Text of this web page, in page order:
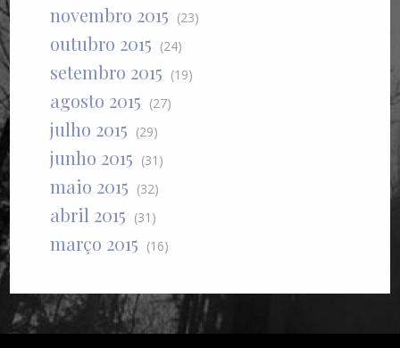
novembro 2015 (23)
outubro 2015 (24)
setembro 2015 (19)
agosto 2015 (27)
julho 2015 (29)
junho 2015 (31)
maio 2015 (32)
abril 2015 (31)
março 2015 (16)